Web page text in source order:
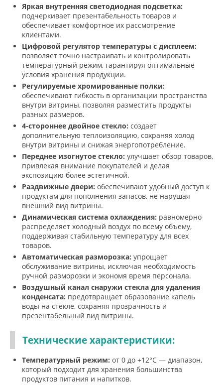
Яркая внутренняя светодиодная подсветка:
подчеркивает презентабельность товаров и
обеспечивает комфортное их рассмотрение
клиентами.
Цифровой регулятор температуры с дисплеем:
позволяет точно настраивать и контролировать
температурный режим, гарантируя оптимальные
условия хранения продукции.
Регулируемые хромированные полки:
обеспечивают гибкость в организации пространства
внутри витрины, позволяя разместить продукты
разных размеров.
4-стороннее двойное стекло: создает
дополнительную теплоизоляцию, сохраняя холод
внутри витрины и снижая энергопотребление.
Переднее изогнутое стекло: улучшает обзор товаров,
привлекая внимание покупателей и делая
экспозицию более эстетичной.
Раздвижные двери: обеспечивают удобный доступ к
продуктам для пополнения запасов, не нарушая
внешний вид витрины.
Динамическая система охлаждения: равномерно
распределяет холодный воздух по всему объему,
поддерживая стабильную температуру для всех
товаров.
Автоматическая разморозка: упрощает
обслуживание витрины, исключая необходимость
ручной разморозки и экономя время персонала.
Воздушный канал снаружи стекла для удаления
конденсата: предотвращает образование капель
воды на стекле, сохраняя прозрачность и
презентабельный вид витрины.
Технические характеристики:
Температурный режим: от 0 до +12°C — диапазон,
который подходит для хранения большинства
продуктов питания и напитков.